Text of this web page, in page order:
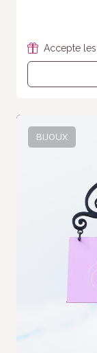
Accepte
BIJOUX